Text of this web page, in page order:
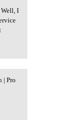
Well, I
| Pro